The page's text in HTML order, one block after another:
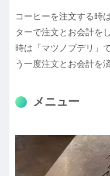
コーヒーを注文する時
ターで注文とお会計を
時は「マツノブデリ」
う一度注文とお会計を
メニュー